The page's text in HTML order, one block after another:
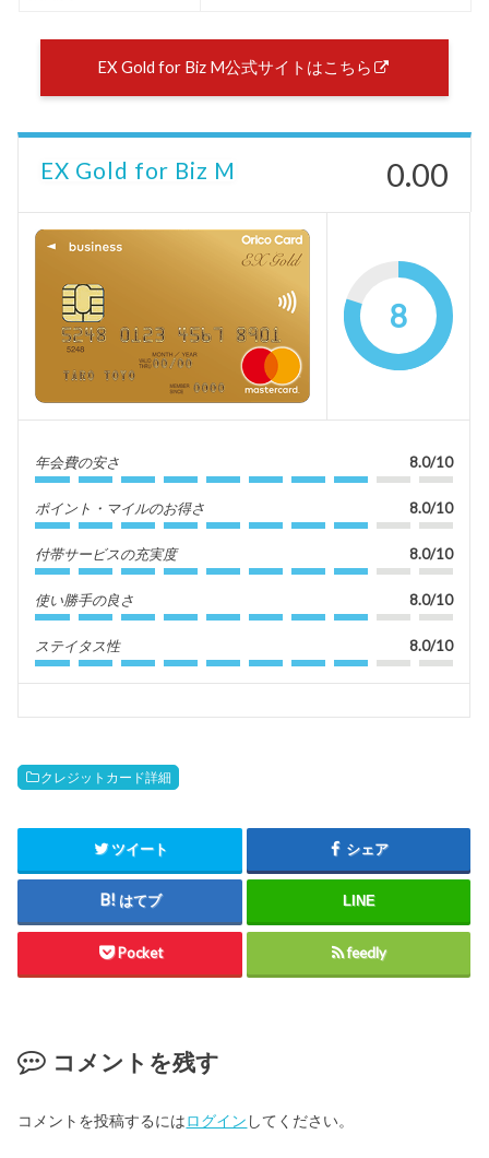
EX Gold for Biz M公式サイトはこちら
EX Gold for Biz M 0.00
8
年会費の安さ 8.0/10
ポイント・マイルのお得さ 8.0/10
付帯サービスの充実度 8.0/10
使い勝手の良さ 8.0/10
ステイタス性 8.0/10
クレジットカード詳細
ツイート シェア
はてブ LINE
Pocket feedly
コメントを残す
コメントを投稿するにはログイン してください。